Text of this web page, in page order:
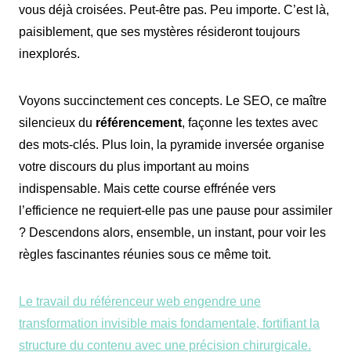
vous déjà croisées. Peut-être pas. Peu importe. C’est là,
paisiblement, que ses mystères résideront toujours
inexplorés.
Voyons succinctement ces concepts. Le SEO, ce maître
silencieux du référencement, façonne les textes avec
des mots-clés. Plus loin, la pyramide inversée organise
votre discours du plus important au moins
indispensable. Mais cette course effrénée vers
l’efficience ne requiert-elle pas une pause pour assimiler
? Descendons alors, ensemble, un instant, pour voir les
règles fascinantes réunies sous ce même toit.
Le travail du référenceur web engendre une
transformation invisible mais fondamentale, fortifiant la
structure du contenu avec une précision chirurgicale.